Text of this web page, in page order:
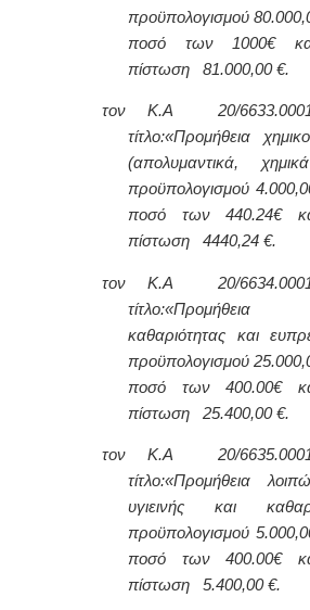
προϋπολογισμού
ποσό των 1000€
πίστωση 81.000,00 €.
τον Κ.Α 20/
τίτλο:«Προμήθεια
(απολυμαντικά,
προϋπολογισμού
ποσό των 440.24€
πίστωση 4440,24 €.
τον Κ.Α 20/
τίτλο:«Προμήθεια
καθαριότητας και
προϋπολογισμού
ποσό των 400.00€
πίστωση 25.400,00 €.
τον Κ.Α 20/
τίτλο:«Προμήθεια
υγιεινής και
προϋπολογισμού
ποσό των 400.00€
πίστωση 5.400,00 €.